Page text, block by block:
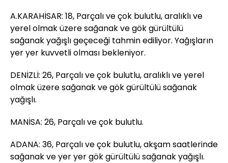
A.KARAHİSAR: 18, Parçalı ve çok bulutlu, aralıklı ve
yerel olmak üzere sağanak ve gök gürültülü
sağanak yağışlı geçeceği tahmin ediliyor. Yağışların
yer yer kuvvetli olması bekleniyor.
DENİZLİ: 26, Parçalı ve çok bulutlu, aralıklı ve yerel
olmak üzere sağanak ve gök gürültülü sağanak
yağışlı.
MANİSA: 26, Parçalı ve çok bulutlu.
ADANA: 36, Parçalı ve çok bulutlu, akşam saatlerinde
sağanak ve yer yer gök gürültülü sağanak yağışlı.